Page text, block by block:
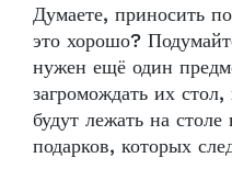
Думаете, приносить
это хорошо?
нужен ещё один
загромождать их
будут лежать на
подарков, которых